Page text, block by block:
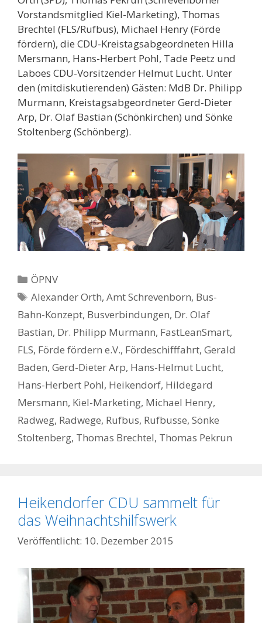
Vorstandsmitglied Kiel-Marketing), Thomas
Brechtel (FLS/Rufbus), Michael Henry (Förde
fördern), die CDU-Kreistagsabgeordneten Hilla
Mersmann, Hans-Herbert Pohl, Tade Peetz und
Laboes CDU-Vorsitzender Helmut Lucht. Unter
den (mitdiskutierenden) Gästen: MdB Dr. Philipp
Murmann, Kreistagsabgeordneter Gerd-Dieter
Arp, Dr. Olaf Bastian (Schönkirchen) und Sönke
Stoltenberg (Schönberg).
Kategorien
ÖPNV
Schlagwörter
Alexander Orth,Amt Schrevenborn, Bus-
Bahn-Konzept, Busverbindungen, Dr. Olaf
Bastian, Dr. Philipp Murmann, FastLeanSmart,
FLS, Förde fördern e.V., Fördeschifffahrt, Gerald
Baden, Gerd-Dieter Arp, Hans-Helmut Lucht,
Hans-Herbert Pohl, Heikendorf, Hildegard
Mersmann, Kiel-Marketing, Michael Henry,
Radweg, Radwege, Rufbus, Rufbusse, Sönke
Stoltenberg, Thomas Brechtel, Thomas Pekrun
Heikendorfer CDU sammelt für
das Weihnachtshilfswerk
10. Dezember 2015